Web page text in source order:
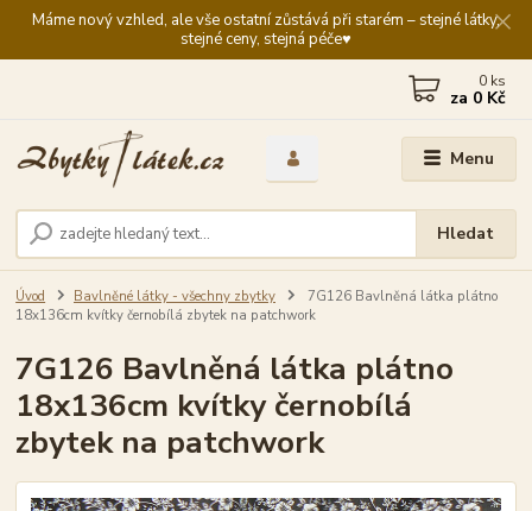
Máme nový vzhled, ale vše ostatní zůstává při starém – stejné látky,
stejné ceny, stejná péče♥️
Menu
Hledat
0 ks
za 0 Kč
Úvod Bavlněné látky - všechny zbytky
7G126 Bavlněná látka plátno
18x136cm kvítky černobílá zbytek na patchwork
7G126 Bavlněná látka plátno
18x136cm kvítky černobílá
zbytek na patchwork